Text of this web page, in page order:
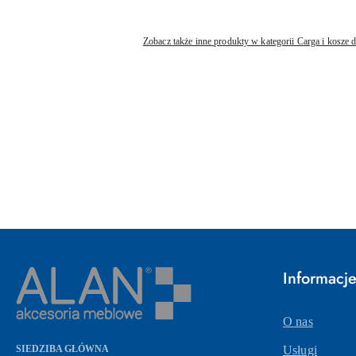
Zobacz także inne produkty w kategorii Carga i kosze
SIEDZIBA GŁÓWNA
Informacje
O nas
Usługi